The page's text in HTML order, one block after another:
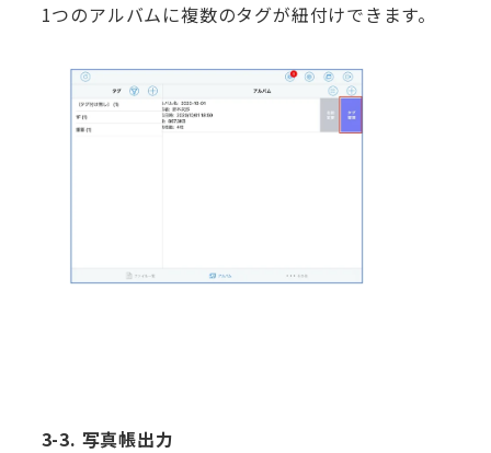
1つのアルバムに複数のタグが紐付けできます。
3-3. 写真帳出力